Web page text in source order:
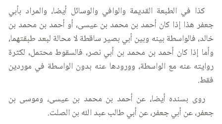
كذا في الطبعة القديمة والوافي والوسائل أيضا، والمراد بأبي
جعفر هذا إذا كان أحمد بن محمد بن عيسى، أو أحمد بن محمد بن
خالد، فالواسطة بينه وبين أبي بصير ساقطة لا محالة لبعد طبقتهما،
وأما إذا كان أحمد بن محمد بن أبي نصر، فالسقوط محتمل، لكثرة
روايته عنه مع الواسطة، وورودها عنه بدون الواسطة في موردين
فقط.
روى بسنده أيضا، عن أحمد بن محمد بن عيسى، وموسى بن
جعفر، عن أبي جعفر، عن أبي طالب عبد الله بن الصلت.